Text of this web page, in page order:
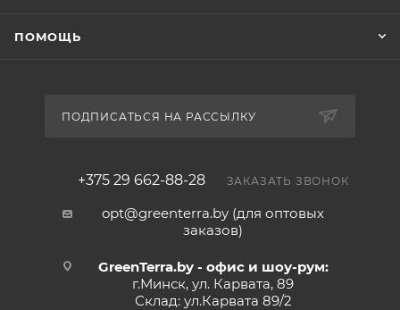
ПОМОЩЬ
ПОДПИСАТЬСЯ НА РАССЫЛКУ
+375 29 662-88-28 ЗАКАЗАТЬ ЗВОНОК
opt@greenterra.by (для оптовых
заказов)
GreenTerra.by - офис и шоу-рум:
г.Минск, ул. Карвата, 89
Склад: ул.Карвата 89/2